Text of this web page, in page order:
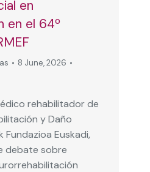
en
en el 64º
8 June, 2026
rehabilitador de
y Daño
Euskadi,
debate sobre